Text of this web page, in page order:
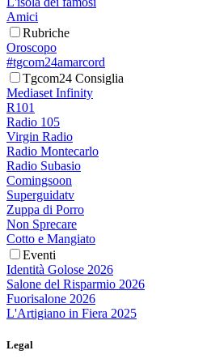
Amici
Rubriche
Oroscopo
#tgcom24amarcord
Tgcom24 Consiglia
Mediaset Infinity
R101
Radio 105
Virgin Radio
Radio Montecarlo
Radio Subasio
Comingsoon
Superguidatv
Zuppa di Porro
Non Sprecare
Cotto e Mangiato
Eventi
Identità Golose 2026
Salone del Risparmio 2026
Fuorisalone 2026
L'Artigiano in Fiera 2025
Legal